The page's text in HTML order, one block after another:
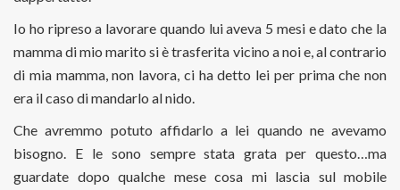
Io ho ripreso a lavorare quando lui aveva 5 mesi e dato che la
mamma di mio marito si è trasferita vicino a noi e, al contrario
di mia mamma, non lavora, ci ha detto lei per prima che non
era il caso di mandarlo al nido.
Che avremmo potuto affidarlo a lei quando ne avevamo
bisogno. E le sono sempre stata grata per questo…ma
guardate dopo qualche mese cosa mi lascia sul mobile